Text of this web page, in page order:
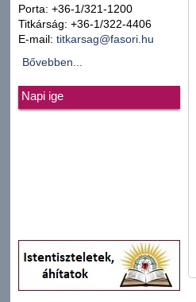
Porta: +36-1/321-1200
Titkárság: +36-1/322-4406
E-mail: titkarsag@fasori.hu
Bővebben...
Napi ige